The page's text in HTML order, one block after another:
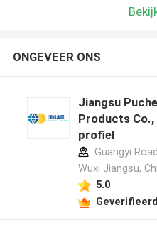
ONGEVEER ONS
Jiangsu
Products
profiel
Guangyi
Wuxi Jiangsu,
5.0